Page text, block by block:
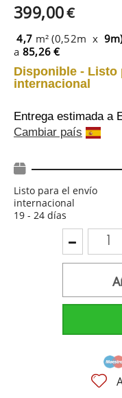
399,00€
4,7 m² (0,52m x
a 85,26 €
Disponible - Listo
internacional
Entrega estimada a
Cambiar país
Listo para el envío
internacional
19 - 24 días